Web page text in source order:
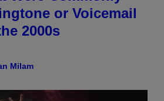
or Voicemail
2000s
Milam